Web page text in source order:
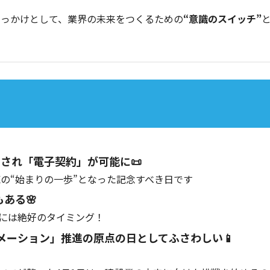
かけとして、業界の未来をつくるための“意識のスイッチ”
れ「電子契約」が可能に📜
始まりの一歩”となった記念すべき日です
ある🌸
絶好のタイミング！
ション」推進の原点の日としてふさわしい📱